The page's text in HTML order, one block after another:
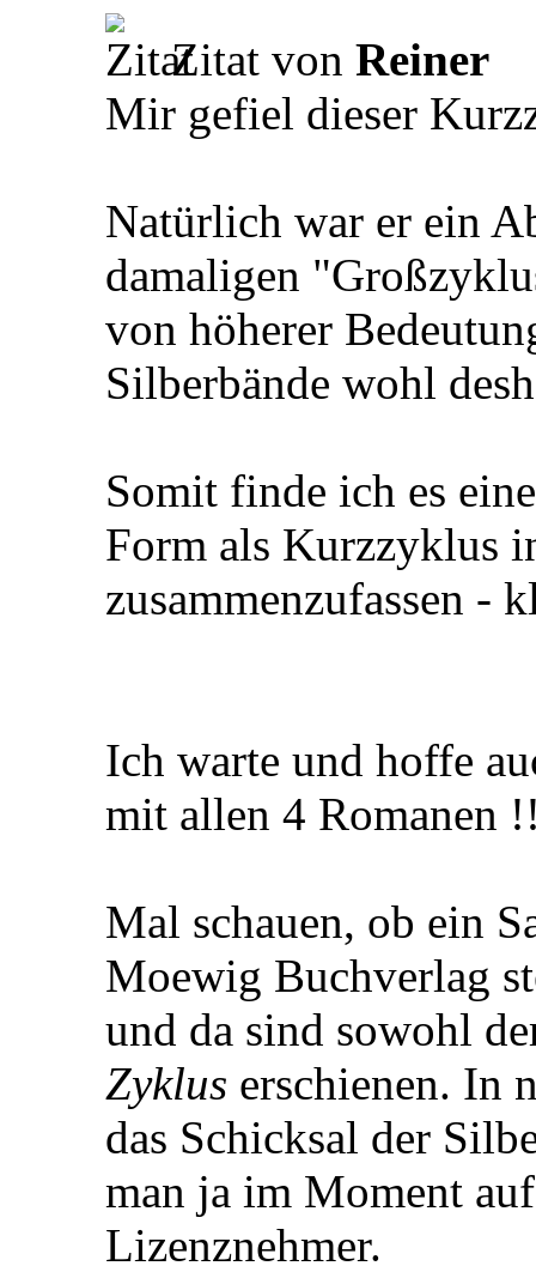
Zitat von Reiner
Mir gefiel dieser
Natürlich war er ein
damaligen
von höherer
Silberbände wohl
Somit finde ich es
Form als Kurzzyklus
zusammenzufassen -
Ich warte und hoffe
mit allen 4 Romanen
Mal schauen, ob ein
Moewig Buchverlag
und da sind sowohl
Zyklus erschienen. In
das Schicksal der
man ja im Moment
Lizenznehmer.